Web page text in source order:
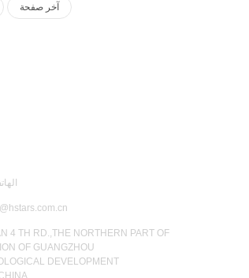
آخر صفحة
الهاتف :
OF GUANGZHOU
DEVELOPMENT